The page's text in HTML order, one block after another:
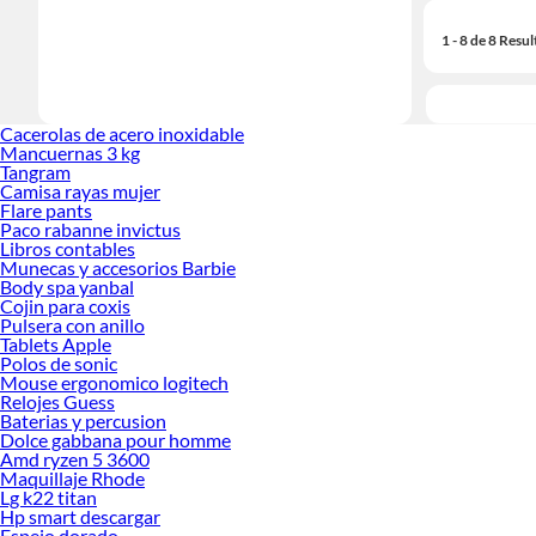
1 - 8 de 8
Cacerolas de acero inoxidable
Mancuernas 3 kg
Tangram
Camisa rayas mujer
Flare pants
Paco rabanne invictus
Libros contables
Munecas y accesorios Barbie
Body spa yanbal
Cojin para coxis
Pulsera con anillo
Tablets Apple
Polos de sonic
Mouse ergonomico logitech
Relojes Guess
Baterias y percusion
Dolce gabbana pour homme
Amd ryzen 5 3600
Maquillaje Rhode
Lg k22 titan
Hp smart descargar